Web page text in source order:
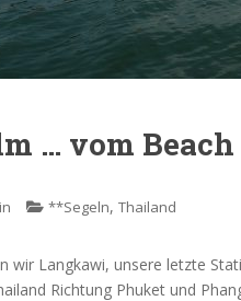
… vom Beach
**Segeln, Thailand
wir Langkawi, unsere letzte
Richtung Phuket und